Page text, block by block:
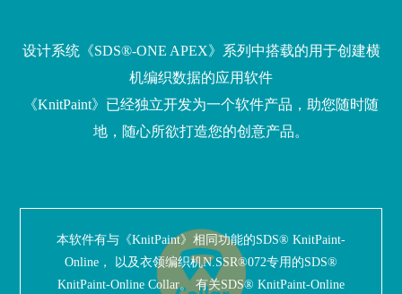
设计系统《SDS®-ONE APEX》系列中搭载的用于创建横
机编织数据的应用软件
《KnitPaint》已经独立开发为一个软件产品， 助您随时随
地，随心所欲打造您的创意产品。
本软件有与《KnitPaint》相同功能的SDS® KnitPaint-
Online， 以及衣领编织机N.SSR®072专用的SDS®
KnitPaint-Online Collar。 有关SDS® KnitPaint-Online